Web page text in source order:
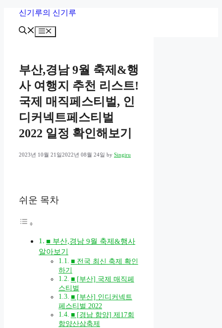
content
신기루의 신기루
Menu
부산,경남 9월 축제&행
사 여행지 추천 리스트!
국제 매직페스티벌, 인
디커넥트페스티벌
2022 일정 확인해보기
2023년 10월 21일2022년 08월 24일 by Singiru
쉬운 목차
■ 부산,경남 9월 축제&행사
알아보기
■ 전국 최신 축제 확인
하기
■ [부산] 국제 매직페
스티벌
■ [부산] 인디커넥트
페스티벌 2022
■ [경남 함양] 제17회
함양산삼축제